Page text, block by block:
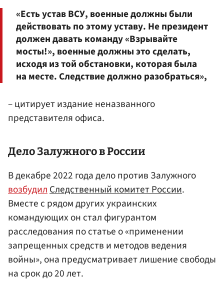
«Есть устав ВСУ, военные должны были
действовать по этому уставу. Не президент
должен давать команду «Взрывайте
мосты!», военные должны это сделать,
исходя из той обстановки, которая была
на месте. Следствие должно разобраться»,
– цитирует издание неназванного
представителя офиса.
Дело Залужного в России
В декабре 2022 года дело против Залужного
возбудилСледственный комитет России.
Вместе с рядом других украинских
командующих он стал фигурантом
расследования по статье о «применении
запрещенных средств и методов ведения
войны», она предусматривает лишение свободы
на срок до 20 лет.